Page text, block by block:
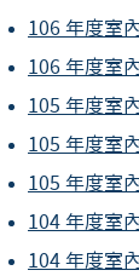
106 年度室
106 年度室
105 年度室
105 年度室
105 年度室
104 年度室
104 年度室